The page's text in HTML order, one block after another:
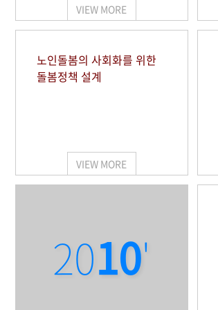
VIEW MORE
노인돌봄의 사회화를 위한
돌봄정책 설계
VIEW MORE
2010'